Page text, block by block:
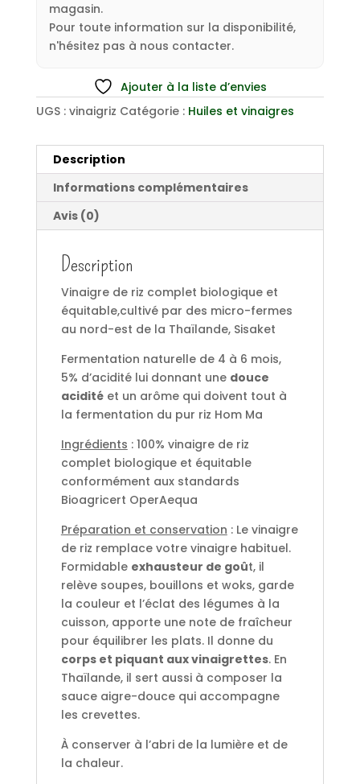
magasin.
Pour toute information sur la disponibilité,
n'hésitez pas à nous contacter.
Ajouter à la liste d’envies
UGS : vinaigriz Catégorie : Huiles et vinaigres
Description
Informations complémentaires
Avis (0)
Description
Vinaigre de riz complet biologique et
équitable,cultivé par des micro-fermes
au nord-est de la Thaïlande, Sisaket
Fermentation naturelle de 4 à 6 mois,
5% d’acidité lui donnant une douce
aciditéet un arôme qui doivent tout à
la fermentation du pur riz Hom Ma
Ingrédients : 100% vinaigre de riz
complet biologique et équitable
conformément aux standards
Bioagricert OperAequa
Préparation et conservation : Le vinaigre
de riz remplace votre vinaigre habituel.
Formidable exhausteur de goût, il
relève soupes, bouillons et woks, garde
la couleur et l’éclat des légumes à la
cuisson, apporte une note de fraîcheur
pour équilibrer les plats. Il donne du
corps et piquant aux vinaigrettes. En
Thaïlande, il sert aussi à composer la
sauce aigre-douce qui accompagne
les crevettes.
À conserver à l’abri de la lumière et de
la chaleur.